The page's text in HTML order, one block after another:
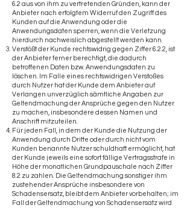
6.2 aus von ihm zu vertretenden Gründen, kann der
Anbieter nach erfolgtem Widerruf den Zugriff des
Kunden auf die Anwendung oder die
Anwendungsdaten sperren, wenn die Verletzung
hierdurch nachweislich abgestellt werden kann.
Verstößt der Kunde rechtswidrig gegen Ziffer 6.2.2, ist
der Anbieter ferner berechtigt, die dadurch
betroffenen Daten bzw. Anwendungsdaten zu
löschen. Im Falle eines rechtswidrigen Verstoßes
durch Nutzer hat der Kunde dem Anbieter auf
Verlangen unverzüglich sämtliche Angaben zur
Geltendmachung der Ansprüche gegen den Nutzer
zu machen, insbesondere dessen Namen und
Anschrift mitzuteilen.
Für jeden Fall, in dem der Kunde die Nutzung der
Anwendung durch Dritte oder durch nicht vom
Kunden benannte Nutzer schuldhaft ermöglicht, hat
der Kunde jeweils eine sofort fällige Vertragsstrafe in
Höhe der monatlichen Grundpauschale nach Ziffer
8.2 zu zahlen. Die Geltendmachung sonstiger ihm
zustehender Ansprüche insbesondere von
Schadensersatz, bleibt dem Anbieter vorbehalten; im
Fall der Geltendmachung von Schadensersatz wird